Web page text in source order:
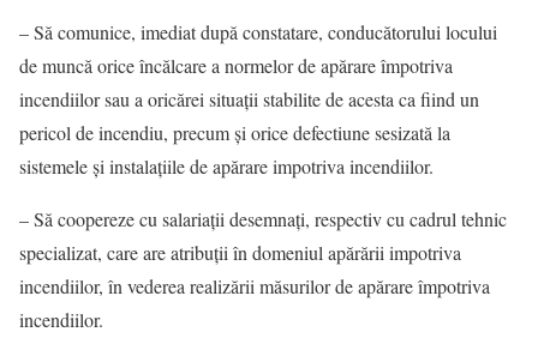
– Să comunice, imediat după constatare, conducătorului locului
de muncă orice încălcare a normelor de apărare împotriva
incendiilor sau a oricărei situaţii stabilite de acesta ca fiind un
pericol de incendiu, precum şi orice defectiune sesizată la
sistemele şi instalaţiile de apărare impotriva incendiilor.
– Să coopereze cu salariaţii desemnaţi, respectiv cu cadrul tehnic
specializat, care are atribuţii în domeniul apărării impotriva
incendiilor, în vederea realizării măsurilor de apărare împotriva
incendiilor.